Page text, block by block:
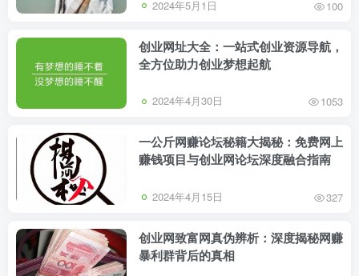
2024年5月1日 100
创业网址大全：一站式创业资源导航，
全方位助力创业梦想起航
2024年4月30日 1053
一公斤网赚论坛秘籍大揭秘：免费网上
赚钱项目与创业网论坛深度融合指南
2024年4月15日 327
创业网致富网真伪辨析：深度揭秘网赚
暴利群背后的真相